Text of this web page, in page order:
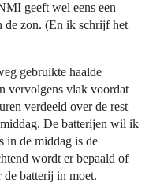
geeft wel eens een
de zon. (En ik schrijf het
gebruikte haalde
vervolgens vlak voordat
verdeeld over de rest
De batterijen wil ik
in de middag is de
wordt er bepaald of
de batterij in moet.